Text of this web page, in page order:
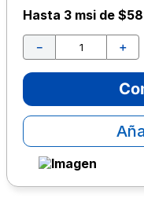
Hasta 3 msi de
＋
－
9.
lapiz
10. escritorio